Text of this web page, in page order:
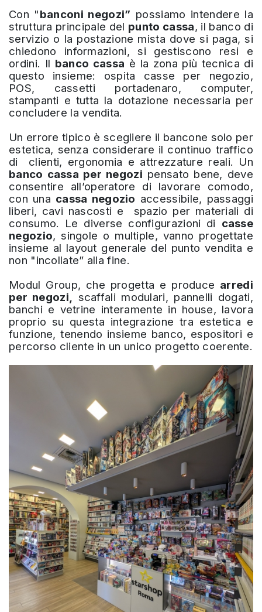
Con "banconi negozi” possiamo intendere la
struttura principale del punto cassa, il banco di
servizio o la postazione mista dove si paga, si
chiedono informazioni, si gestiscono resi e
ordini. Il banco cassa è la zona più tecnica di
questo insieme: ospita casse per negozio,
POS, cassetti portadenaro, computer,
stampanti e tutta la dotazione necessaria per
concludere la vendita.
Un errore tipico è scegliere il bancone solo per
estetica, senza considerare il continuo traffico
di clienti, ergonomia e attrezzature reali. Un
banco cassa per negozi pensato bene, deve
consentire all’operatore di lavorare comodo,
con una cassa negozio accessibile, passaggi
liberi, cavi nascosti e spazio per materiali di
consumo. Le diverse configurazioni di casse
negozio, singole o multiple, vanno progettate
insieme al layout generale del punto vendita e
non "incollate” alla fine.
Modul Group, che progetta e produce arredi
per negozi, scaffali modulari, pannelli dogati,
banchi e vetrine interamente in house, lavora
proprio su questa integrazione tra estetica e
funzione, tenendo insieme banco, espositori e
percorso cliente in un unico progetto coerente.